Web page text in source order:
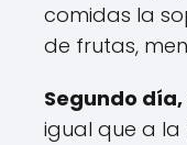
comidas la
de frutas,
Segundo día,
igual que a